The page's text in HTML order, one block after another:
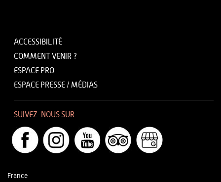
ACCESSIBILITÉ
COMMENT VENIR ?
ESPACE PRO
ESPACE PRESSE / MÉDIAS
SUIVEZ-NOUS SUR
France